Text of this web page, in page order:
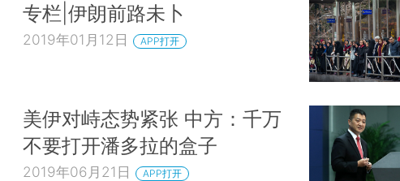
专栏|伊朗前路未卜
2019年01月12日 APP打开
美伊对峙态势紧张 中方：千万
不要打开潘多拉的盒子
2019年06月21日 APP打开